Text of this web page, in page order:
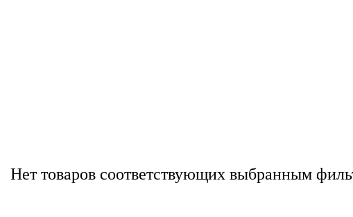
Нет товаров соответствующих выбранным